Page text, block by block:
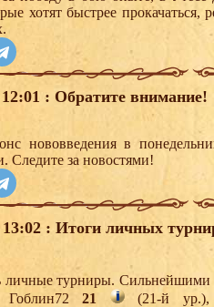
хотят быстрее прокачаться,
12:01 : Обратите внимание!
нововведения в
Следите за новостями!
13:02 : Итоги личных
личные турниры. Сильнейшими
Гоблин7221
(21-й